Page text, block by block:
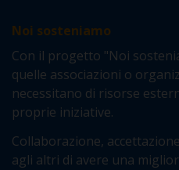
Noi sosteniamo
Con il progetto "Noi
quelle associazioni o
necessitano di risorse
proprie iniziative.
Collaborazione,
agli altri di avere una